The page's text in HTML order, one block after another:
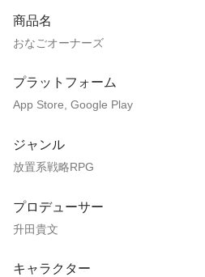
商品名
おなごオーナーズ
プラットフォーム
App Store, Google Play
ジャンル
放置系戦略RPG
プロデューサー
升田貴文
キャラクター